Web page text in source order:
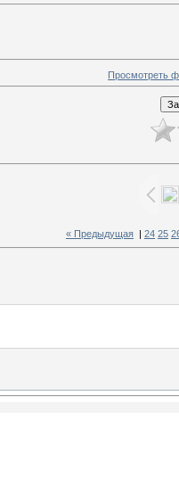
Просмотреть
« Предыдущая 24 25